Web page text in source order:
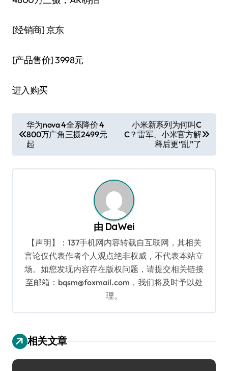
[经销商]京东
[产品售价]3998元
进入购买
章
导
航
华为nova 4全系降价 4
800万广角三摄2499元
起
小米新系列为何叫C
C？雷军、小米官方解
释后更“乱”了
由 DaWei
【声明】：137手机网内容转载自互联网，其相关
言论仅代表作者个人观点绝非权威，不代表本站立
场。如您发现内容存在版权问题，请提交相关链接
至邮箱：bqsm@foxmail.com，我们将及时予以处
理。
相关文章